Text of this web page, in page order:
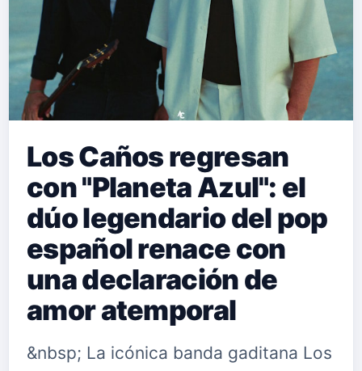
para conectar con el público a través
de la honestidad y el s…
Los Caños regresan
con "Planeta Azul": el
dúo legendario del pop
español renace con
una declaración de
amor atemporal
&nbsp; La icónica banda gaditana Los